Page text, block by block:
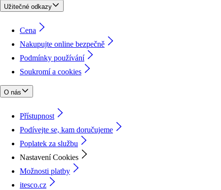
Užitečné odkazy
Cena
Nakupujte online bezpečně
Podmínky používání
Soukromí a cookies
O nás
Přístupnost
Podívejte se, kam doručujeme
Poplatek za službu
Nastavení Cookies
Možnosti platby
itesco.cz